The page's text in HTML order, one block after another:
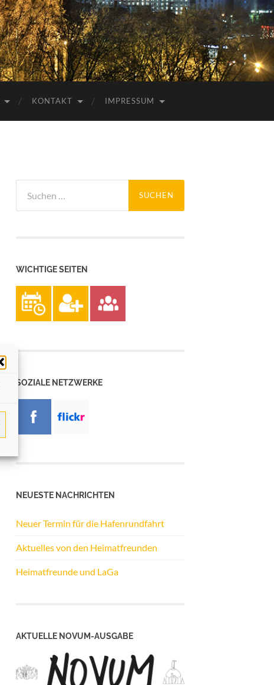
KONTAKT IMPRESSUM
nach:
WICHTIGE SEITEN
SOZIALE NETZWERKE
NEUESTE NACHRICHTEN
Neuer Termin für die Hafenrundfahrt
Aktuelles von den Heimatfreunden
Heimatfreunde und LaGa
AKTUELLE NOVUM-AUSGABE